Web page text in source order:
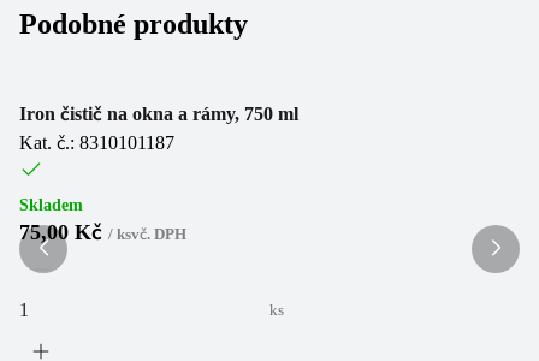
Podobné produkty
Iron čistič na okna a rámy, 750 ml
Kat. č.: 8310101187
Skladem
75,00 Kč / ksvč. DPH
ks